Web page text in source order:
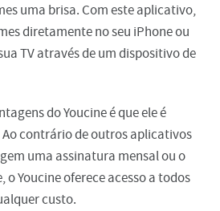
uma brisa. Com este aplicativo,
diretamente no seu iPhone ou
TV através de um dispositivo de
do Youcine é que ele é
contrário de outros aplicativos
uma assinatura mensal ou o
Youcine oferece acesso a todos
custo.